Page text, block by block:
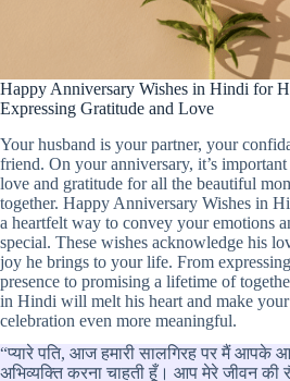
Happy Anniversary Wishes in Hindi for
Expressing Gratitude and Love
Your husband is your partner, your
friend. On your anniversary, it’s
love and gratitude for all the beautiful
together. Happy Anniversary Wishes in
a heartfelt way to convey your emotions
special. These wishes acknowledge his
joy he brings to your life. From
presence to promising a lifetime of
in Hindi will melt his heart and make
celebration even more meaningful.
“प्यारे पति, आज हमारी सालगिरह पर मैं आपके
अभिव्यक्ति करना चाहती हूँ। आप मेरे जीवन की